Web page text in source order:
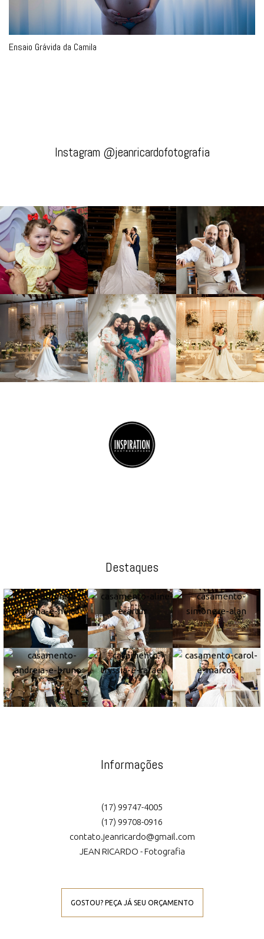
Ensaio Grávida da Camila
Instagram @jeanricardofotografia
Destaques
Informações
(17) 99747-4005
(17) 99708-0916
contato.jeanricardo@gmail.com
JEAN RICARDO - Fotografia
GOSTOU? PEÇA JÁ SEU ORÇAMENTO